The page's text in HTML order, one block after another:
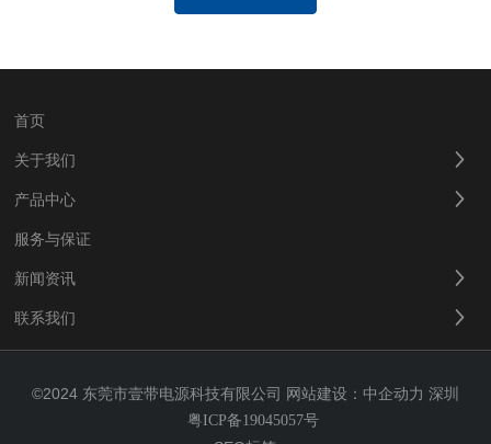
首页
关于我们
产品中心
服务与保证
新闻资讯
联系我们
©2024 东莞市壹带电源科技有限公司 网站建设：中企动力 深圳
粤ICP备19045057号